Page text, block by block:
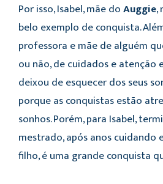
Por isso, Isabel, mãe doAuggie,
belo exemplo de conquista.
professora e mãe de alguém
ou não, de cuidados e atenção
deixou de esquecer dos seus
porque as conquistas estão
sonhos. Porém, para Isabel,
mestrado, após anos cuidando
filho, é uma grande conquista